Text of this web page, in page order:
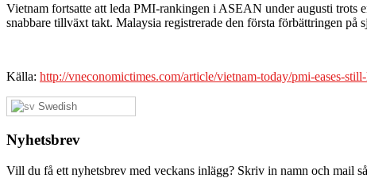
Vietnam fortsatte att leda PMI-rankingen i ASEAN under augusti trots
snabbare tillväxt takt. Malaysia registrerade den första förbättringen
Källa: http://vneconomictimes.com/article/vietnam-today/pmi-eases-
Swedish
Nyhetsbrev
Vill du få ett nyhetsbrev med veckans inlägg? Skriv in namn och mail